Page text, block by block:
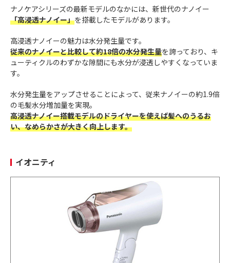
ナノケアシリーズの最新モデルのなかには、新世代のナノイー
「高浸透ナノイー」を搭載したモデルがあります。
高浸透ナノイーの魅力は水分発生量です。
従来のナノイーと比較して約18倍の水分発生量を誇っており、キ
ューティクルのわずかな隙間にも水分が浸透しやすくなっていま
す。
水分発生量をアップさせることによって、従来ナノイーの約1.9倍
の毛髪水分増加量を実現。
高浸透ナノイー搭載モデルのドライヤーを使えば髪へのうるお
い、なめらかさが大きく向上します。
イオニティ